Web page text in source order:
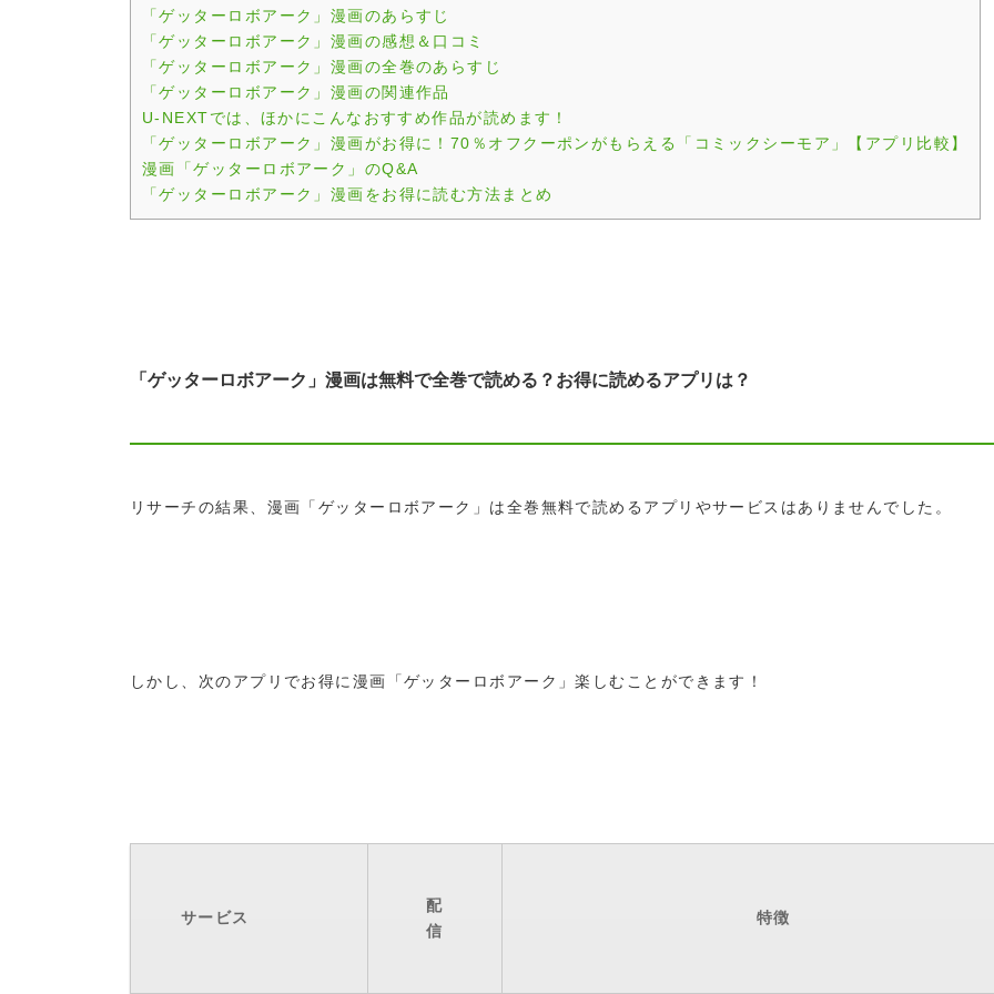
「ゲッターロボアーク」漫画のあらすじ
「ゲッターロボアーク」漫画の感想＆口コミ
「ゲッターロボアーク」漫画の全巻のあらすじ
「ゲッターロボアーク」漫画の関連作品
U-NEXTでは、ほかにこんなおすすめ作品が読めます！
「ゲッターロボアーク」漫画がお得に！70％オフクーポンがもらえる「コミックシーモア」【アプリ比較】
漫画「ゲッターロボアーク」のQ&A
「ゲッターロボアーク」漫画をお得に読む方法まとめ
「ゲッターロボアーク」漫画は無料で全巻で読める？お得に読めるアプリは？
リサーチの結果、漫画「ゲッターロボアーク」は全巻無料で読めるアプリやサービスはありませんでした。
しかし、次のアプリでお得に漫画「ゲッターロボアーク」楽しむことができます！
サービス
配
信
特徴